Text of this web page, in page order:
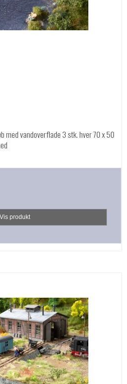
med vandoverflade 3 stk. hver 70 x 50
Vis produkt